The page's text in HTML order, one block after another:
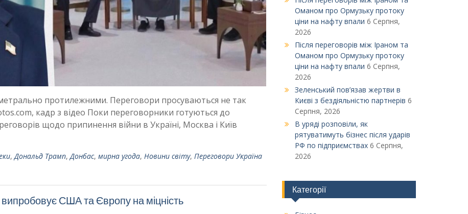
протилежними. Переговори просуваються не так
кадр з відео Поки переговорники готуються до
щодо припинення війни в Україні, Москва і Київ
, Дональд Трамп, Донбас, мирна угода, Новини світу, Переговори Україна
США та Європу на міцність
Оманом про Ормузьку протоку
ціни на нафту впали 6 Серпня,
2026
Після переговорів між Іраном та
Оманом про Ормузьку протоку
ціни на нафту впали 6 Серпня,
2026
Зеленський пов’язав жертви в
Києві з бездіяльністю партнерів 6
Серпня, 2026
В уряді розповіли, як
рятуватимуть бізнес після ударів
РФ по підприємствах 6 Серпня,
2026
Категорії